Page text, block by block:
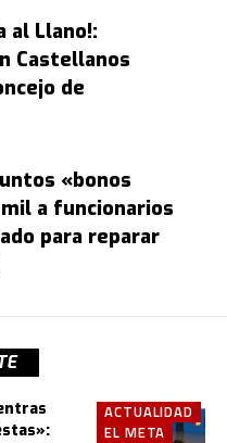
al Llano!:
Castellanos
de
«bonos
a funcionarios
para reparar
ACTUALIDAD
EL META